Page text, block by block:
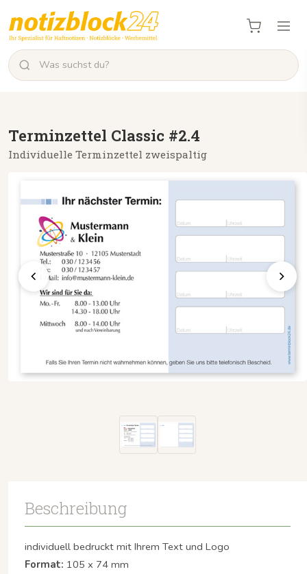
Terminzettel Classic #2.4
Individuelle Terminzettel zweispaltig
Beschreibung
individuell bedruckt mit Ihrem Text und Logo
Format: 105 x 74 mm